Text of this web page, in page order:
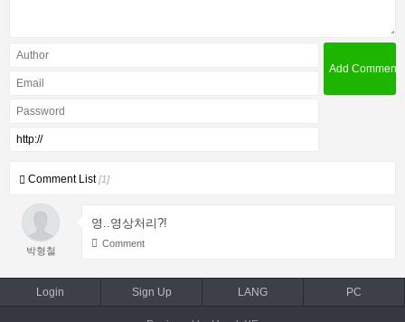
Comment List[1]
박형철
영..영상처리?!
Comment
Login Sign Up LANG PC